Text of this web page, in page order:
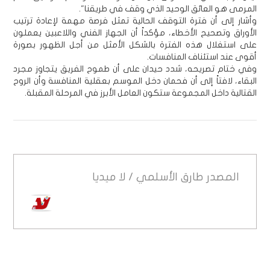
المرمى هو العائق الوحيد الذي وقف في طريقنا".
وأشار إلى أن فترة التوقف الحالية تمثل فرصة مهمة لإعادة ترتيب
الأوراق وتصحيح الأخطاء، مؤكداً أن الجهاز الفني واللاعبين يعملون
على استغلال هذه الفترة بالشكل الأمثل من أجل الظهور بصورة
أقوى عند استئناف المنافسات.
وفي ختام تصريحه، شدد حيدان على أن طموح الفريق يتجاوز مجرد
البقاء، لافتاً إلى أن فحمان دخل الموسم بعقلية المنافسة وأن الروح
القتالية داخل المجموعة ستكون العامل الأبرز في المرحلة المقبلة.
المصدر طارق الأسلمي / لا ميديا